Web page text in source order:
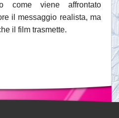
come viene affrontato
il messaggio realista, ma
il film trasmette.